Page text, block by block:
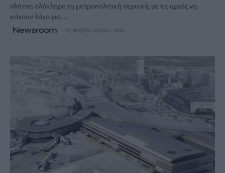
πλήττει ολόκληρη τη μητροπολιτική περιοχή, με τις αρχές να
κάνουν λόγο για…
Newsroom 23 Φεβρουαρίου, 2026